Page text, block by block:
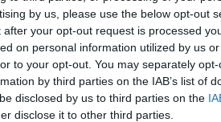
by us, please use the below opt-out
your opt-out request is processed
on personal information utilized by us
to your opt-out. You may separately
by third parties on the IAB’s list of
disclosed by us to third parties on the
disclose it to other third parties.